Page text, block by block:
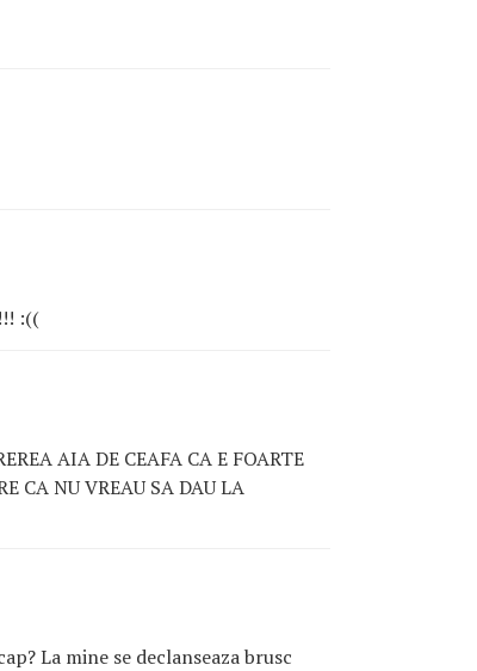
:((
AIA DE CEAFA CA E FOARTE
CA NU VREAU SA DAU LA
La mine se declanseaza brusc